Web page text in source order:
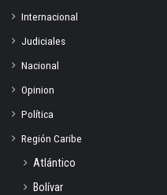
Internacional
Judiciales
Nacional
Opinion
Política
Región Caribe
Atlántico
Bolívar